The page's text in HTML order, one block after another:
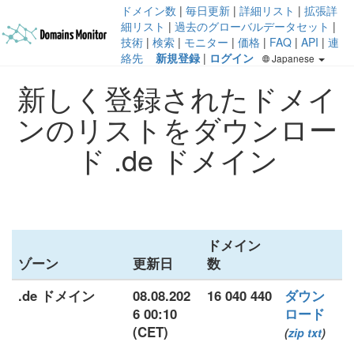
ドメイン数 | 毎日更新 | 詳細リスト | 拡張詳
細リスト | 過去のグローバルデータセット |
技術 | 検索 | モニター | 価格 | FAQ | API | 連
絡先
新規登録 | ログイン Japanese
新しく登録されたドメイ
ンのリストをダウンロー
ド .de ドメイン
ゾーン 更新日
ドメイン
数
.de ドメイン
08.08.202
6 00:10
(CET)
16 040 440
ダウン
ロード
(zip txt)